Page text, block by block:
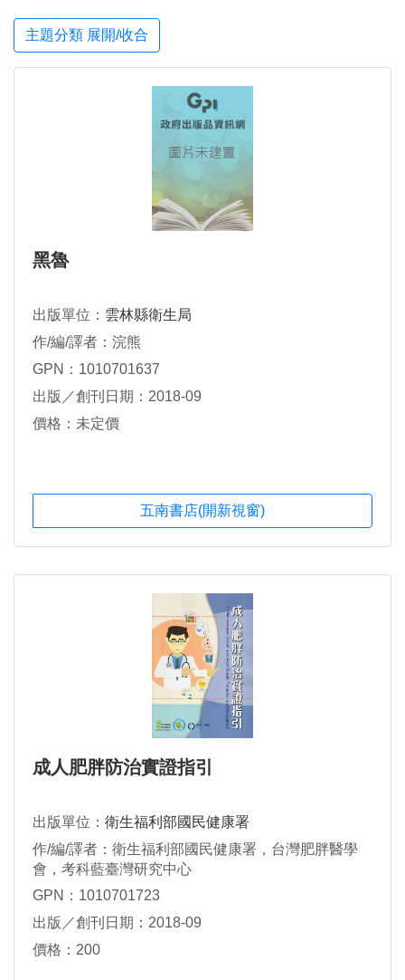
主題分類 展開/收合
黑魯
出版單位： 雲林縣衛生局
作/編/譯者：浣熊
GPN：1010701637
出版／創刊日期：2018-09
價格：未定價
五南書店(開新視窗)
成人肥胖防治實證指引
出版單位： 衛生福利部國民健康署
作/編/譯者：衛生福利部國民健康署，台灣肥胖醫學
會，考科藍臺灣研究中心
GPN：1010701723
出版／創刊日期：2018-09
價格：200